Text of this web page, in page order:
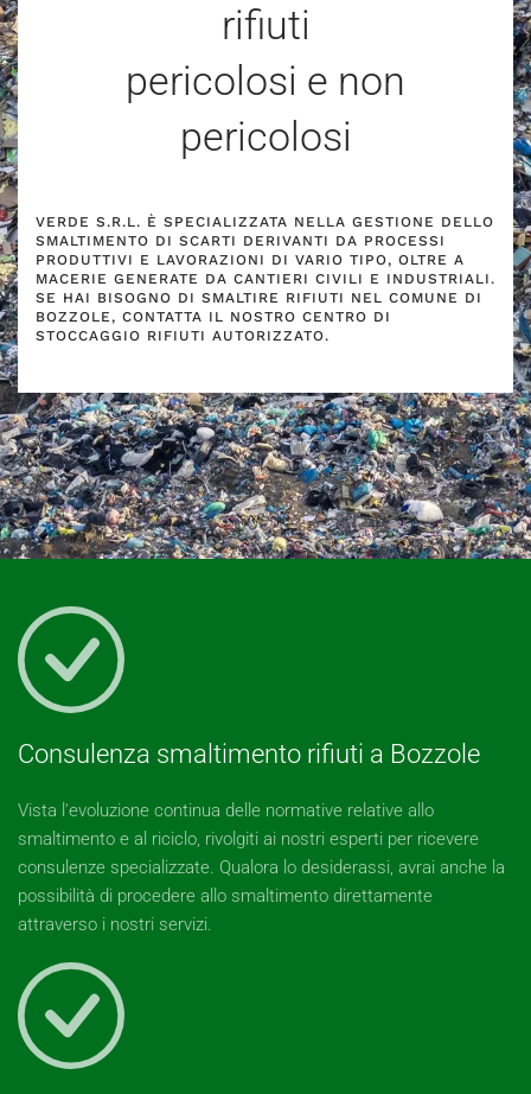
rifiuti
pericolosi e non
pericolosi
VERDE S.R.L. È SPECIALIZZATA NELLA GESTIONE DELLO
SMALTIMENTO DI SCARTI DERIVANTI DA PROCESSI
PRODUTTIVI E LAVORAZIONI DI VARIO TIPO, OLTRE A
MACERIE GENERATE DA CANTIERI CIVILI E INDUSTRIALI.
SE HAI BISOGNO DI SMALTIRE RIFIUTI NEL COMUNE DI
BOZZOLE, CONTATTA IL NOSTRO CENTRO DI
STOCCAGGIO RIFIUTI AUTORIZZATO.
Consulenza smaltimento rifiuti a Bozzole
Vista l'evoluzione continua delle normative relative allo
smaltimento e al riciclo, rivolgiti ai nostri esperti per ricevere
consulenze specializzate. Qualora lo desiderassi, avrai anche la
possibilità di procedere allo smaltimento direttamente
attraverso i nostri servizi.